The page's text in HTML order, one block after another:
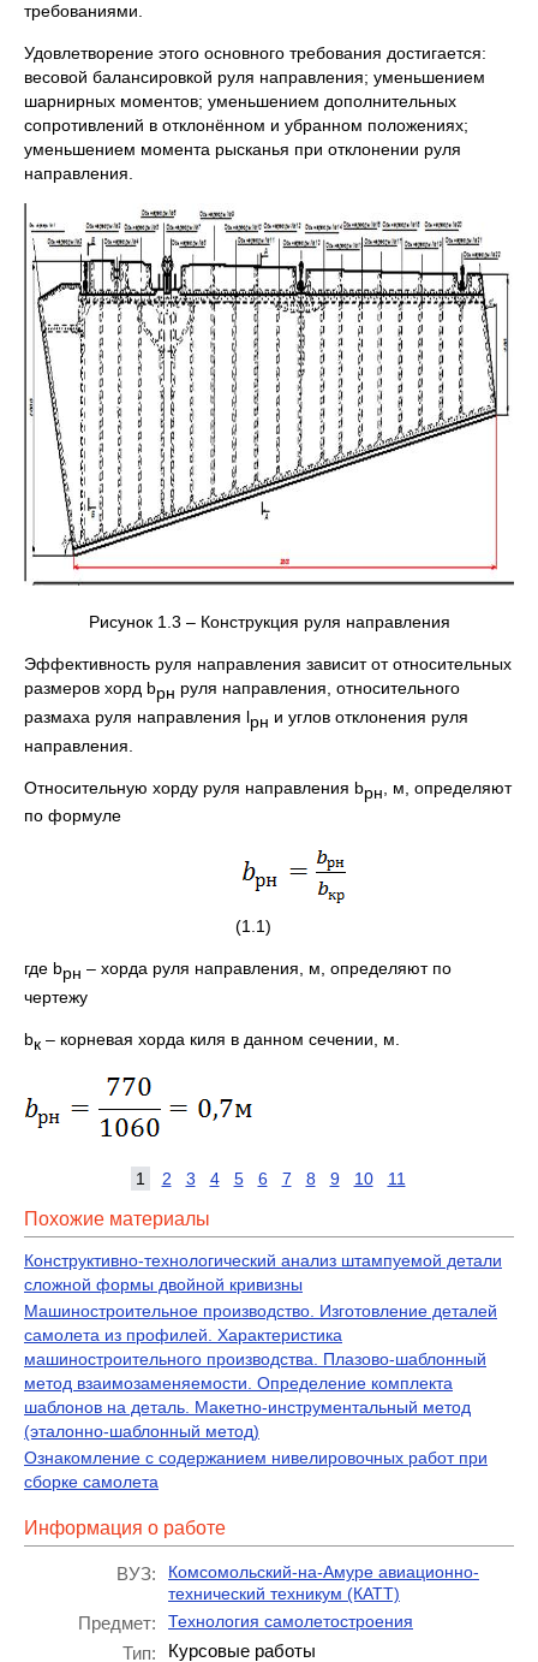
требованиями.
Удовлетворение этого основного требования достигается:
весовой балансировкой руля направления; уменьшением
шарнирных моментов; уменьшением дополнительных
сопротивлений в отклонённом и убранном положениях;
уменьшением момента рысканья при отклонении руля
направления.
Рисунок 1.3 – Конструкция руля направления
Эффективность руля направления зависит от относительных
размеров хорд bрн руля направления, относительного
размаха руля направления lрн и углов отклонения руля
направления.
Относительную хорду руля направления bрн , м, определяют
по формуле
(1.1)
где bрн – хорда руля направления, м, определяют по
чертежу
bк – корневая хорда киля в данном сечении, м.
1 2 3 4 5 6 7 8 9 10 11
Похожие материалы
Конструктивно-технологический анализ штампуемой детали
сложной формы двойной кривизны
Машиностроительное производство. Изготовление деталей
самолета из профилей. Характеристика
машиностроительного производства. Плазово-шаблонный
метод взаимозаменяемости. Определение комплекта
шаблонов на деталь. Макетно-инструментальный метод
(эталонно-шаблонный метод)
Ознакомление с содержанием нивелировочных работ при
сборке самолета
Информация о работе
ВУЗ:
Комсомольский-на-Амуре авиационно-
технический техникум (КАТТ)
Предмет: Технология самолетостроения
Тип: Курсовые работы